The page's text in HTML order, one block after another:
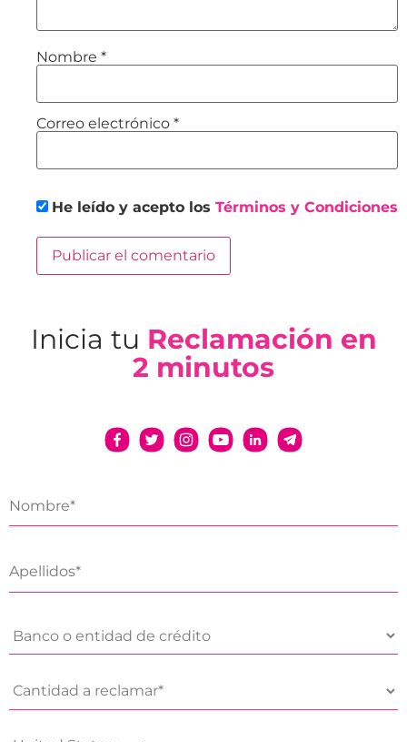
Nombre *
Correo electrónico *
He leído y acepto los Términos y Condiciones
Inicia tu Reclamación en
2 minutos